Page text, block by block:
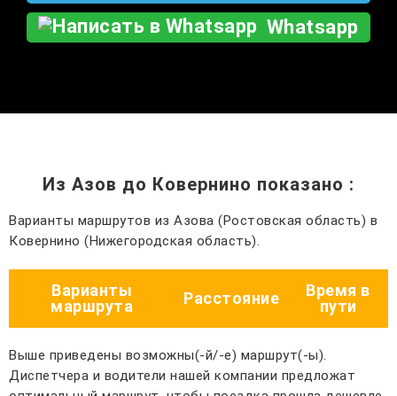
Whatsapp
Из Азов до Ковернино показано :
Варианты маршрутов из Азова (Ростовская область) в
Ковернино (Нижегородская область).
Варианты
маршрута
Расстояние
Время в
пути
Выше приведены возможны(-й/-е) маршрут(-ы).
Диспетчера и водители нашей компании предложат